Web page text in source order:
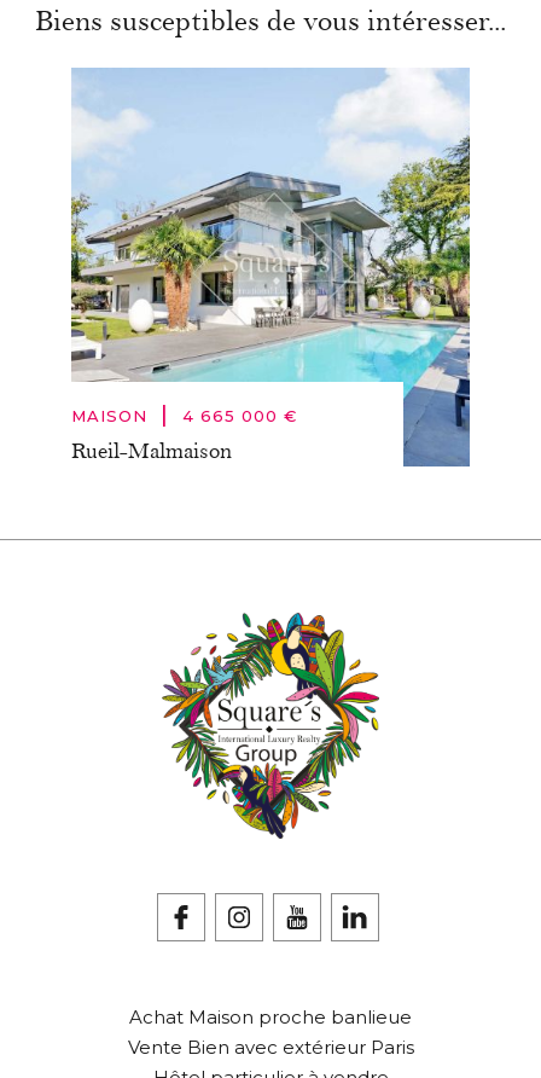
Biens susceptibles de vous intéresser...
MAISON 4 665 000 €
Rueil-Malmaison
Achat Maison proche banlieue
Vente Bien avec extérieur Paris